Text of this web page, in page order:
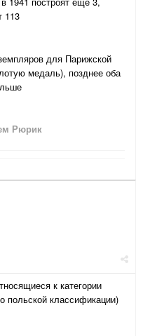
113
для Парижской
медаль), позднее оба
Рюрик
к категории
польской классификации)